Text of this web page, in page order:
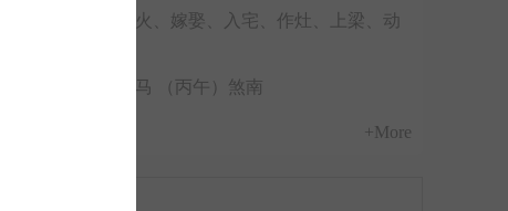
出火、嫁娶、入宅、作灶、上梁、动
冲马 （丙午）煞南
+More